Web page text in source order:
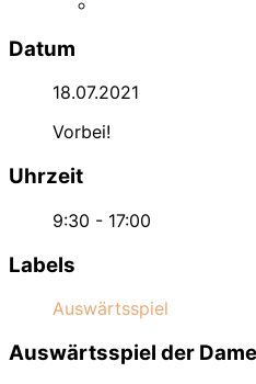
Datum
18.07.2021
Vorbei!
Uhrzeit
9:30 - 17:00
Labels
Auswärtsspiel
Auswärtsspiel der